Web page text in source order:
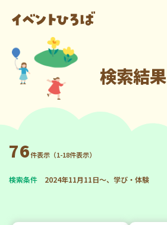
検索結果
76件表示（1-18件表示）
検索条件 2024年11月11日～、学び・体験